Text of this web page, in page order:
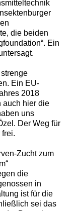
die beiden
Ein
Ein EU-
2018
auch hier die
uns
Der Weg für
Zucht zum
die
in
ist für die
sei das